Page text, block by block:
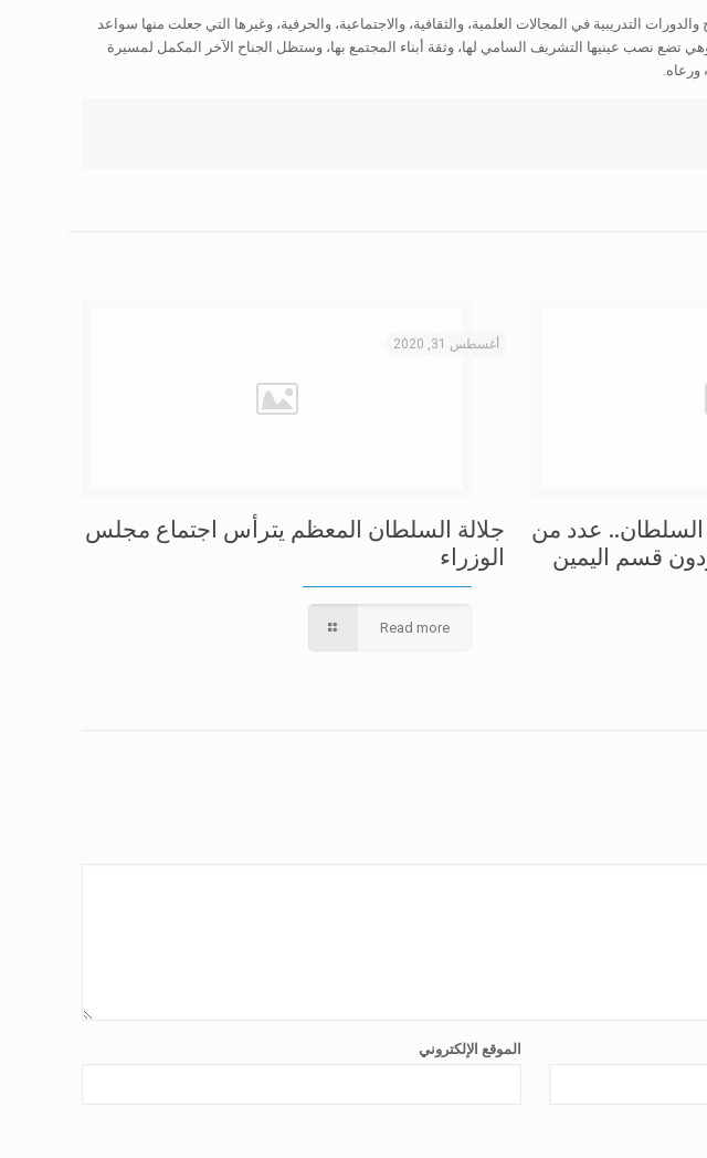
التدريبية في المجالات العلمية، والثقافية، والاجتماعية، والحرفية، وغيرها التي جعلت منها سواعد
تضع نصب عينيها التشريف السامي لها، وثقة أبناء المجتمع بها، وستظل الجناح الآخر المكمل لمسيرة
ورعاه.
السلطان.. عدد من
قسم اليمين
أغسطس 31, 2020
جلالة السلطان المعظم يترأس اجتماع مجلس
الوزراء
Read more
الموقع الإلكتروني